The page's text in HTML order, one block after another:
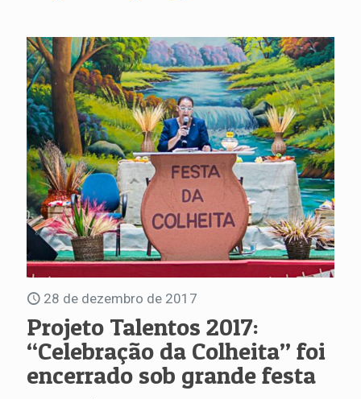
28 de dezembro de 2017
Projeto Talentos 2017:
“Celebração da Colheita” foi
encerrado sob grande festa